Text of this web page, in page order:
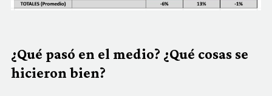
¿Qué pasó en el medio? ¿Qué cosas se
hicieron bien?